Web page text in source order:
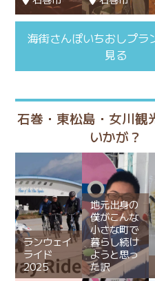
海街さんぽいちおしプラ
見る
石巻・東松島・女川観
いかが？
ランウェイ
ライド
2025
地元出身の
僕がこんな
小さな町で
暮らし続け
ようと思っ
た訳